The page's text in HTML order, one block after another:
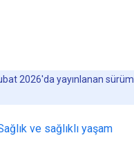
2026'da yayınlanan sürüm
ve sağlıklı yaşam